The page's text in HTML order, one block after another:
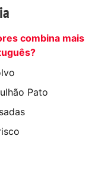
com
combina mais
Pato